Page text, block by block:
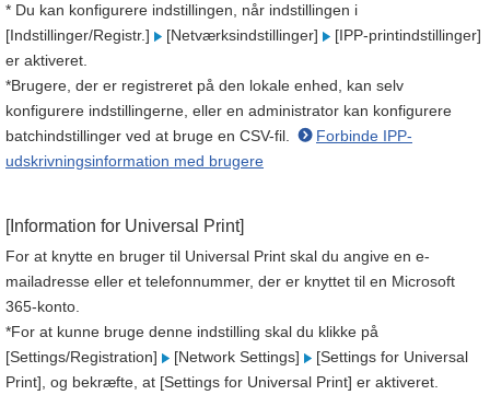
* Du kan konfigurere indstillingen, når indstillingen i
[Indstillinger/Registr.]
[Netværksindstillinger]
[IPP-printindstillinger]
er aktiveret.
*Brugere, der er registreret på den lokale enhed, kan selv
konfigurere indstillingerne, eller en administrator kan konfigurere
batchindstillinger ved at bruge en CSV-fil.
Forbinde IPP-
udskrivningsinformation med brugere
[Information for Universal Print]
For at knytte en bruger til Universal Print skal du angive en e-
mailadresse eller et telefonnummer, der er knyttet til en Microsoft
365-konto.
*For at kunne bruge denne indstilling skal du klikke på
[Settings/Registration]
[Network Settings]
[Settings for Universal
Print], og bekræfte, at [Settings for Universal Print] er aktiveret.